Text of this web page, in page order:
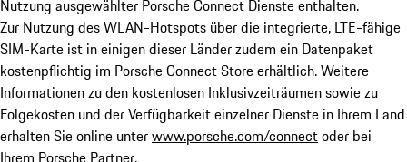
Nutzung ausgewählter Porsche Connect Dienste enthalten.
Zur Nutzung des WLAN-Hotspots über die integrierte, LTE-fähige
SIM-Karte ist in einigen dieser Länder zudem ein Datenpaket
kostenpflichtig im Porsche Connect Store erhältlich. Weitere
Informationen zu den kostenlosen Inklusivzeiträumen sowie zu
Folgekosten und der Verfügbarkeit einzelner Dienste in Ihrem Land
erhalten Sie online unterwww.porsche.com/connectoder bei
Ihrem Porsche Partner.